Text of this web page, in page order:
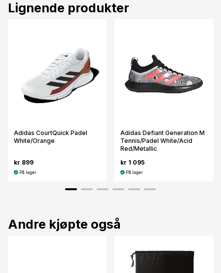
Lignende produkter
Adidas CourtQuick Padel
White/Orange
kr 899
På lager
Adidas Defiant Generation M
Tennis/Padel White/Acid
Red/Metallic
kr 1 095
På lager
Andre kjøpte også